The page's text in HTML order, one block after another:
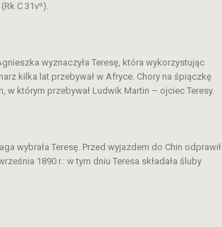
(Rk C 31vº).
wyznaczyła Teresę, która wykorzystując
kilka lat przebywał w Afryce. Chory na śpiączkę
w którym przebywał Ludwik Martin – ojciec Teresy.
wybrała Teresę. Przed wyjazdem do Chin odprawił
1890 r.: w tym dniu Teresa składała śluby